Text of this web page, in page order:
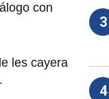
con
les cayera
3
4